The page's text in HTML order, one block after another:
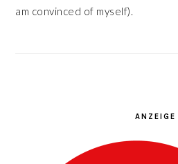
am convinced of myself).
ANZEIGE